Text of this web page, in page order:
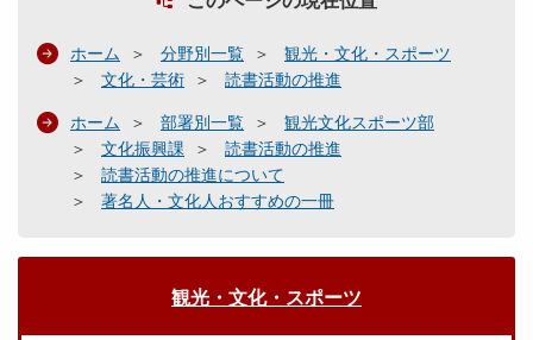
ホーム 分野別一覧
観光・文化・スポーツ
文化・芸術
読書活動の推進
ホーム 部署別一覧
観光文化スポーツ部
文化振興課
読書活動の推進
読書活動の推進について
著名人・文化人おすすめの一冊
観光・文化・スポーツ